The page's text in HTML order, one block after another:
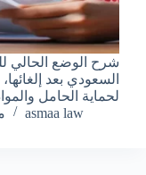
لحماية الحامل والمواد 84 لمكافأة نهاية
asmaa law